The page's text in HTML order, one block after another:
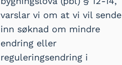
varslar vi om at vi vil sende
inn søknad om mindre
endring eller
reguleringsendring i